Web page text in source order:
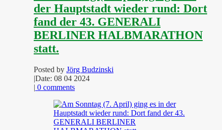
der Hauptstadt wieder rund: Dort
fand der 43. GENERALI
BERLINER HALBMARATHON
statt.
Posted by Jörg Budzinski
|Date: 08 04 2024
| 0 comments